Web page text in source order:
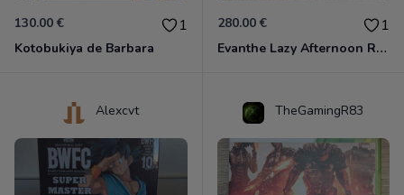
130.00 € 1
Kotobukiya de Barbara
280.00 € 1
Evanthe Lazy Afternoon Red Pride of Eden
Alexcvt TheGamingR83